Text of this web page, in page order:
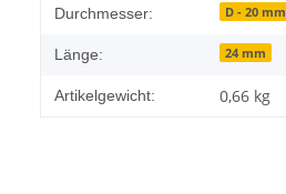
Produkteigenschaft
Wert
Durchmesser: D - 20 mm
Länge: 24 mm
Artikelgewicht: 0,66 kg